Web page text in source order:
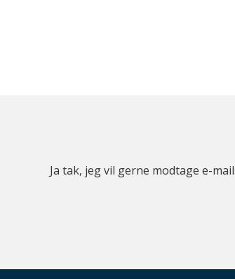
Ja tak, jeg vil gerne modtage e-